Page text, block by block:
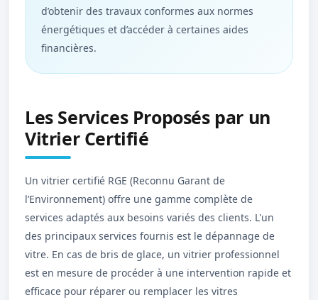
d’obtenir des travaux conformes aux normes
énergétiques et d’accéder à certaines aides
financières.
Les Services Proposés par un
Vitrier Certifié
Un vitrier certifié RGE (Reconnu Garant de
l’Environnement) offre une gamme complète de
services adaptés aux besoins variés des clients. L'un
des principaux services fournis est le dépannage de
vitre. En cas de bris de glace, un vitrier professionnel
est en mesure de procéder à une intervention rapide et
efficace pour réparer ou remplacer les vitres